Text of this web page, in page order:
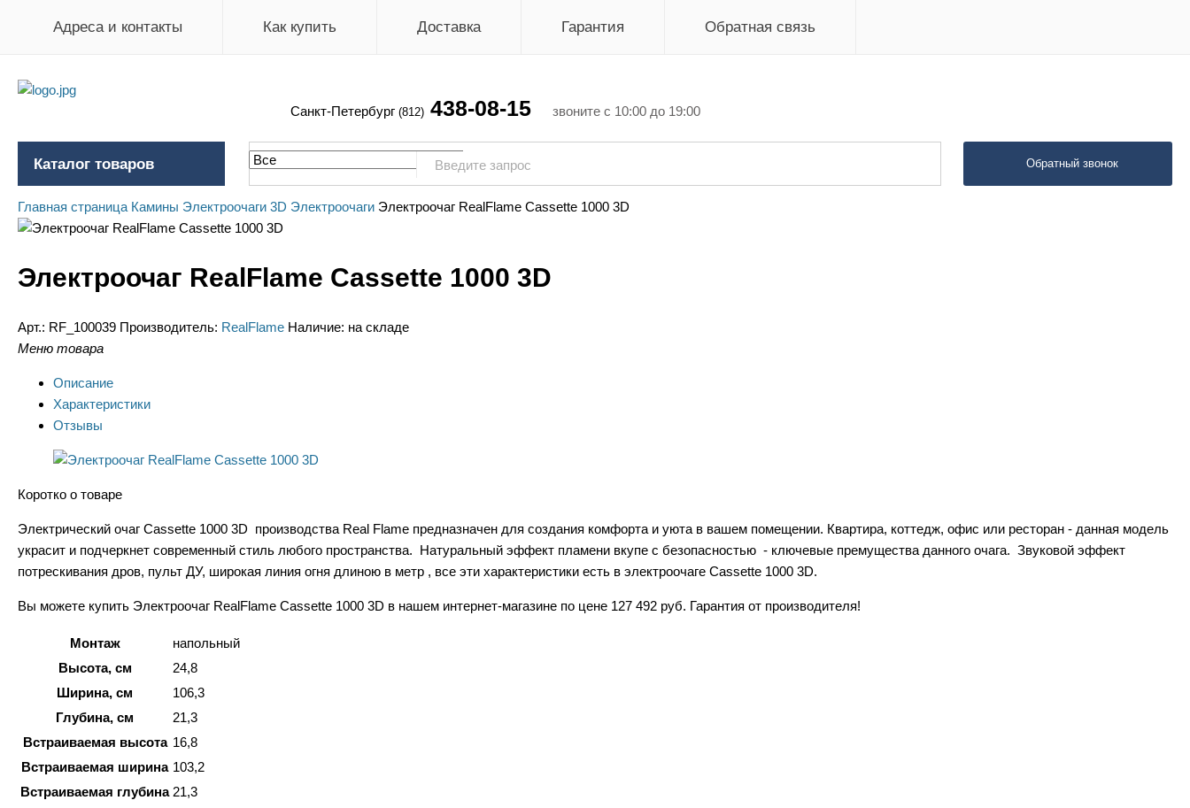
Адреса и контакты Как купить Доставка Гарантия Обратная связь
Санкт-Петербург (812) 438-08-15 звоните с 10:00 до 19:00
Каталог товаров Обратный звонок
Главная страница Камины Электроочаги 3D Электроочаги Электроочаг RealFlame Cassette 1000 3D
Электроочаг RealFlame Cassette 1000 3D
Арт.: RF_100039 Производитель: RealFlame Наличие: на складе
Меню товара
Описание
Характеристики
Отзывы
Коротко о товаре
Электрический очаг Cassette 1000 3D производства Real Flame предназначен для создания комфорта и уюта в вашем помещении. Квартира, коттедж, офис или ресторан - данная модель
украсит и подчеркнет современный стиль любого пространства. Натуральный эффект пламени вкупе с безопасностью - ключевые премущества данного очага. Звуковой эффект
потрескивания дров, пульт ДУ, широкая линия огня длиною в метр , все эти характеристики есть в электроочаге Cassette 1000 3D.
Вы можете купить Электроочаг RealFlame Cassette 1000 3D в нашем интернет-магазине по цене 127 492 руб. Гарантия от производителя!
Монтаж
напольный
Высота, см
24,8
Ширина, см
106,3
Глубина, см
21,3
Встраиваемая высота 16,8
Встраиваемая ширина 103,2
Встраиваемая глубина 21,3